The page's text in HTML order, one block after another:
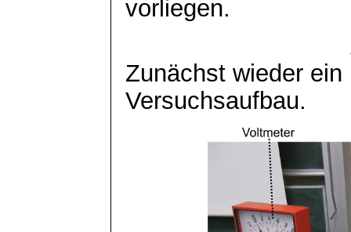
vorliegen.
Zunächst wieder
Versuchsaufbau.